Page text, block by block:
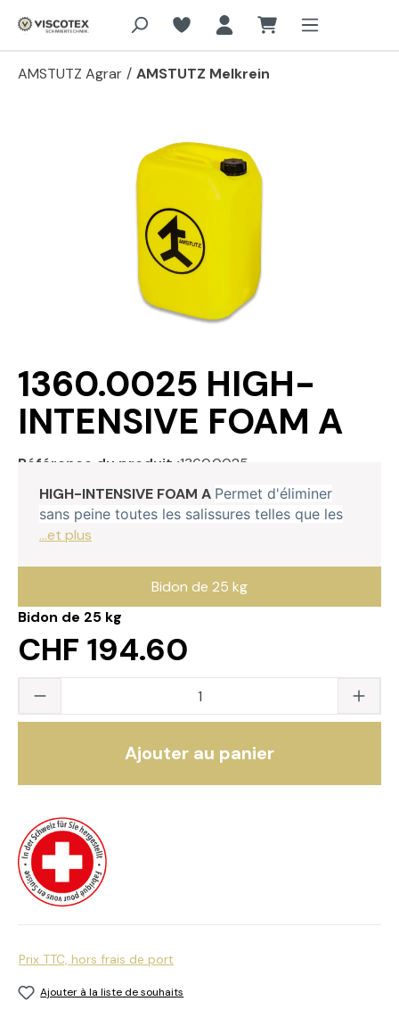
Aller au contenu principal
AMSTUTZ Agrar / AMSTUTZ Melkrein
1360.0025 HIGH-
INTENSIVE FOAM A
Référence du produit :1360.0025
HIGH-INTENSIVE FOAM A Permet d'éliminer
sans peine toutes les salissures telles que les
...et plus
Bidon de 25 kg
CHF 194.60
Bidon de 25 kg
Quantité du produit : saisissez la valeur
Ajouter au panier
Prix TTC, hors frais de port
Ajouter à la liste de souhaits